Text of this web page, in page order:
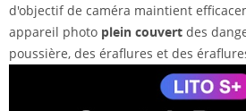
d'objectif de caméra maintient
appareil photo plein couvert des
poussière, des éraflures et des